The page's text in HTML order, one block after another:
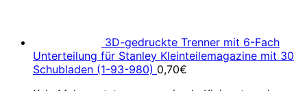
3D-gedruckte Trenner mit 6-Fach
Unterteilung für Stanley Kleinteilemagazine mit 30
Schubladen (1-93-980) 0,70€